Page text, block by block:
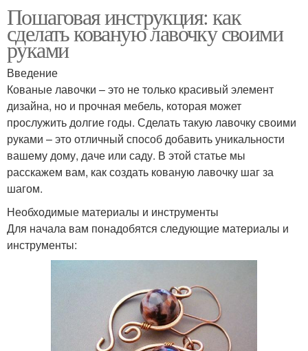
Пошаговая инструкция: как
сделать кованую лавочку своими
руками
Введение
Кованые лавочки – это не только красивый элемент
дизайна, но и прочная мебель, которая может
прослужить долгие годы. Сделать такую лавочку своими
руками – это отличный способ добавить уникальности
вашему дому, даче или саду. В этой статье мы
расскажем вам, как создать кованую лавочку шаг за
шагом.
Необходимые материалы и инструменты
Для начала вам понадобятся следующие материалы и
инструменты: